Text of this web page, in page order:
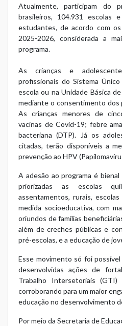
Atualmente, participam do
brasileiros, 104.931 escolas
estudantes, de acordo com
2025-2026, considerada a
programa.
As crianças e
profissionais do Sistema
escola ou na Unidade Básica
mediante o consentimento dos
As crianças menores de
vacinas de Covid-19; febre
bacteriana (DTP). Já os
citadas, terão disponíveis a
prevenção ao HPV
A adesão ao programa é
priorizadas as escolas
assentamentos, rurais,
medida socioeducativa, com
oriundos de famílias
além de creches públicas e
pré-escolas, e a educação de
Esse movimento só foi
desenvolvidas ações de
Trabalho Intersetoriais
corroborando para um maior
educação no desenvolvimento
Por meio da Secretaria de